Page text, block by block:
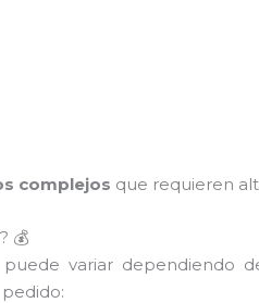
complejos que requieren
💰
puede variar dependiendo